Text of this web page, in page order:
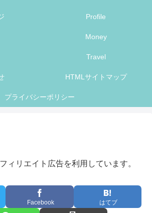
Profile
Money
Travel
HTMLサイトマップ
プライバシーポリシー
ィリエイト広告を利用しています。
Facebook はてブ